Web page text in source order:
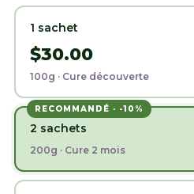
1 sachet
$30.00
100g · Cure découverte
RECOMMANDÉ · -10%
2 sachets
200g · Cure 2 mois